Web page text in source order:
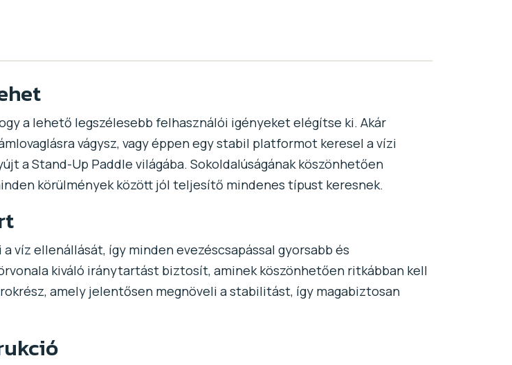
a lehető legszélesebb felhasználói igényeket elégítse ki. Akár
vágysz, vagy éppen egy stabil platformot keresel a vízi
a Stand-Up Paddle világába. Sokoldalúságának köszönhetően
körülmények között jól teljesítő mindenes típust keresnek.
víz ellenállását, így minden evezéscsapással gyorsabb és
kiváló iránytartást biztosít, aminek köszönhetően ritkábban kell
amely jelentősen megnöveli a stabilitást, így magabiztosan